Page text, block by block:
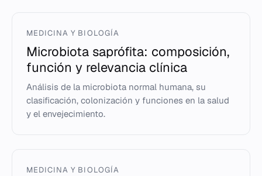
MEDICINA Y BIOLOGÍA
Microbiota saprófita: composición,
función y relevancia clínica
Análisis de la microbiota normal humana, su
clasificación, colonización y funciones en la salud
y el envejecimiento.
MEDICINA Y BIOLOGÍA